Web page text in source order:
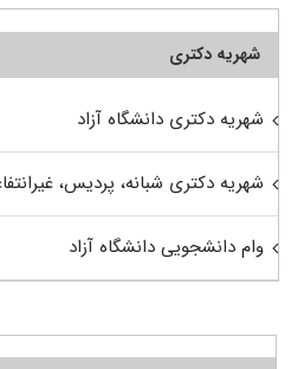
شهریه دکتری
شهریه دکتری دانشگاه آزاد
شهریه دکتری شبانه، پردیس،
وام دانشجویی دانشگاه آزاد